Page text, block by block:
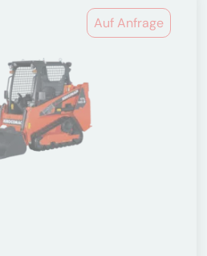
Auf Anfrage